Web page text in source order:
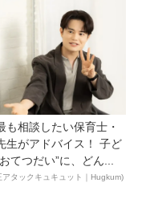
も相談したい保育士・
生がアドバイス！ 子ど
てつだい”に、どん...
アタックキュキュット｜Hugkum)